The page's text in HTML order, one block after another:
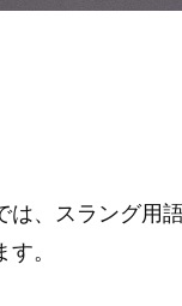
は、スラング用
。